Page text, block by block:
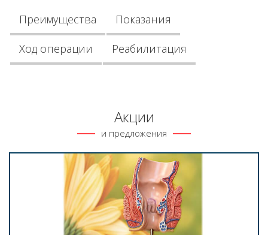
Преимущества Показания
Ход операции Реабилитация
Акции
и предложения